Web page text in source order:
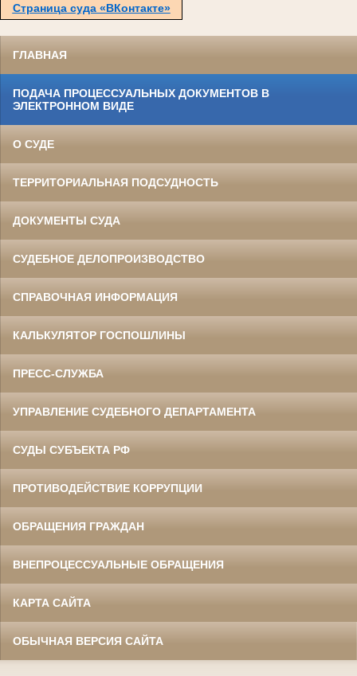
Страница суда «ВКонтакте»
ГЛАВНАЯ
ПОДАЧА ПРОЦЕССУАЛЬНЫХ ДОКУМЕНТОВ В
ЭЛЕКТРОННОМ ВИДЕ
О СУДЕ
ТЕРРИТОРИАЛЬНАЯ ПОДСУДНОСТЬ
ДОКУМЕНТЫ СУДА
СУДЕБНОЕ ДЕЛОПРОИЗВОДСТВО
СПРАВОЧНАЯ ИНФОРМАЦИЯ
КАЛЬКУЛЯТОР ГОСПОШЛИНЫ
ПРЕСС-СЛУЖБА
УПРАВЛЕНИЕ СУДЕБНОГО ДЕПАРТАМЕНТА
СУДЫ СУБЪЕКТА РФ
ПРОТИВОДЕЙСТВИЕ КОРРУПЦИИ
ОБРАЩЕНИЯ ГРАЖДАН
ВНЕПРОЦЕССУАЛЬНЫЕ ОБРАЩЕНИЯ
КАРТА САЙТА
ОБЫЧНАЯ ВЕРСИЯ САЙТА